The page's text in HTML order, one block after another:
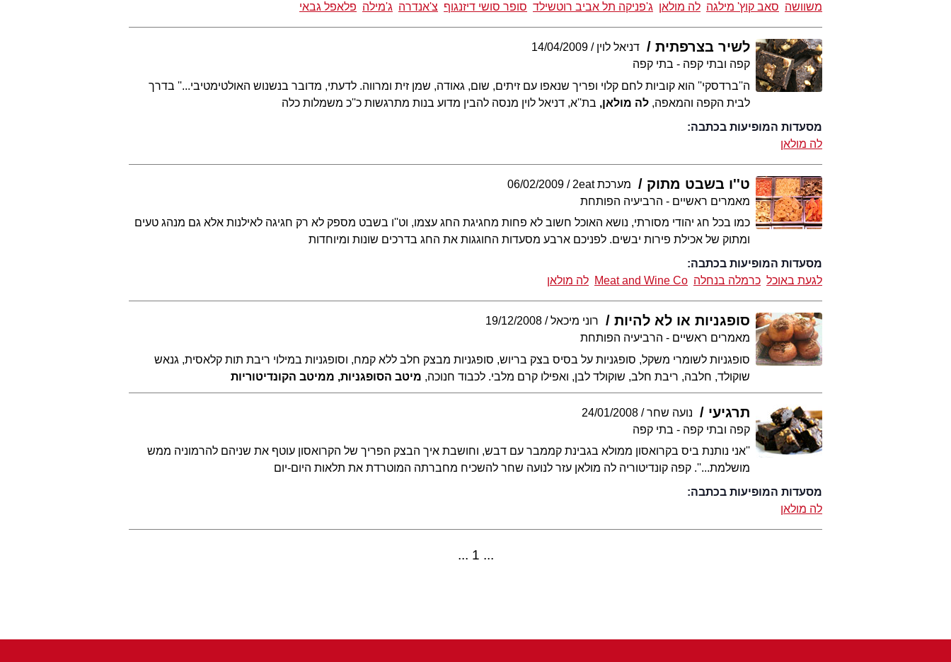
משוושה סאב קוץ' מילגה לה מולאן ג'פניקה תל אביב רוטשילד סופר סושי דיזנגוף צ'אנדרה ג'מילה פלאפל גבאי
לשיר בצרפתית דניאל לוין
14/04/2009
קפה ובתי קפה - בתי קפה
ה''ברדסקי'' הוא קוביות לחם קלוי ופריך שנאפו עם זיתים, שום, גאודה, שמן זית ומרווה. לדעתי, מדובר בנשנוש האולטימטיבי...'' בדרך
לבית הקפה והמאפה, לה מולאן, בת''א, דניאל לוין מנסה להבין מדוע בנות מתרגשות כ''כ משמלות כלה
מסעדות המופיעות בכתבה:
לה מולאן
ט''ו בשבט מתוק מערכת 2eat
06/02/2009
מאמרים ראשיים - הרביעיה הפותחת
כמו בכל חג יהודי מסורתי, נושא האוכל חשוב לא פחות מחגיגת החג עצמו, וט''ו בשבט מספק לא רק חגיגה לאילנות אלא גם מנהג טעים
ומתוק של אכילת פירות יבשים. לפניכם ארבע מסעדות החוגגות את החג בדרכים שונות ומיוחדות
מסעדות המופיעות בכתבה:
לגעת באוכל כרמלה בנחלה Meat and Wine Co לה מולאן
סופגניות או לא להיות רוני מיכאל
19/12/2008
מאמרים ראשיים - הרביעיה הפותחת
סופגניות לשומרי משקל, סופגניות על בסיס בצק בריוש, סופגניות מבצק חלב ללא קמח, וסופגניות במילוי ריבת תות קלאסית, גנאש
שוקולד, חלבה, ריבת חלב, שוקולד לבן, ואפילו קרם מלבי. לכבוד חנוכה, מיטב הסופגניות, ממיטב הקונדיטוריות
תרגיעי נועה שחר
24/01/2008
קפה ובתי קפה - בתי קפה
''אני נותנת ביס בקרואסון ממולא בגבינת קממבר עם דבש, וחושבת איך הבצק הפריך של הקרואסון עוטף את שניהם להרמוניה ממש
מושלמת...''. קפה קונדיטוריה לה מולאן עזר לנועה שחר להשכיח מחברתה המוטרדת את תלאות היום-יום
מסעדות המופיעות בכתבה:
לה מולאן
1